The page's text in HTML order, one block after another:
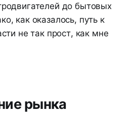
до бытовых
как оказалось, путь к
не так прост, как мне
рынка